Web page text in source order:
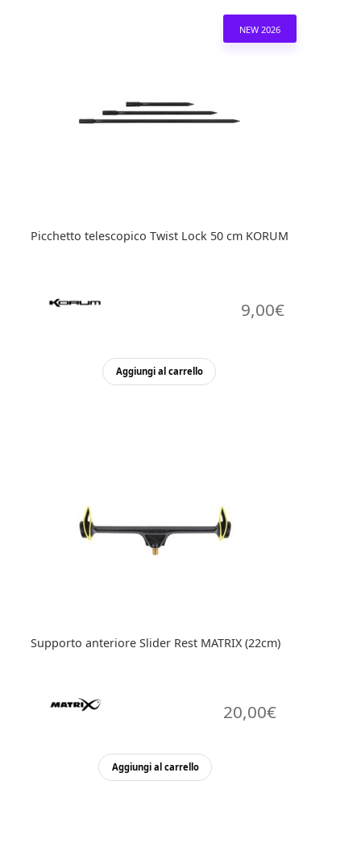
NEW 2026
Picchetto telescopico Twist Lock 50 cm KORUM
9,00€
Aggiungi al carrello
Supporto anteriore Slider Rest MATRIX (22cm)
20,00€
Aggiungi al carrello